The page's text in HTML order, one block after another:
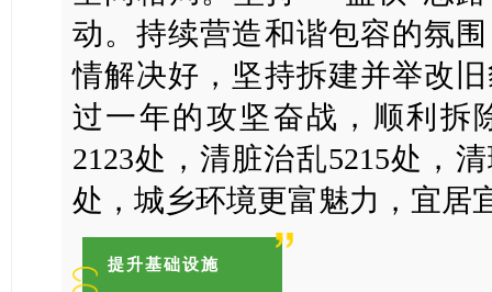
动。持续营造和谐包容的氛
情解决好，坚持拆建并举改
过一年的攻坚奋战，顺利拆
2123处，清脏治乱5215处，
处，城乡环境更富魅力，宜居
提升基础设施